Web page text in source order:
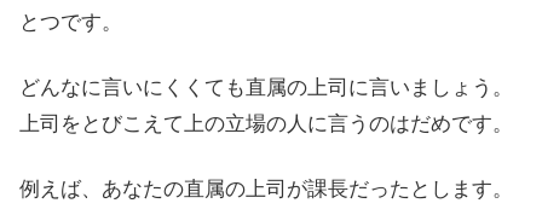
とつです。
どんなに言いにくくても直属の上司に言いましょう。
上司をとびこえて上の立場の人に言うのはだめです。
例えば、あなたの直属の上司が課長だったとします。